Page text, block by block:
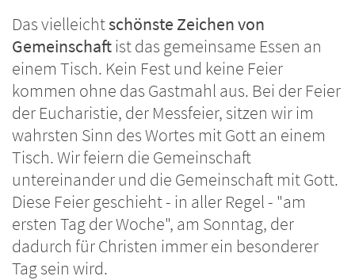
Das vielleichtschönste Zeichen von
Gemeinschaftist das gemeinsame Essen an
einem Tisch. Kein Fest und keine Feier
kommen ohne das Gastmahl aus. Bei der Feier
der Eucharistie, der Messfeier, sitzen wir im
wahrsten Sinn des Wortes mit Gott an einem
Tisch. Wir feiern die Gemeinschaft
untereinander und die Gemeinschaft mit Gott.
Diese Feier geschieht - in aller Regel - "am
ersten Tag der Woche", am Sonntag, der
dadurch für Christen immer ein besonderer
Tag sein wird.